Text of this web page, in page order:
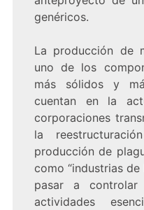
genéricos.
La producción de
uno de los
más sólidos y
cuentan en la
corporaciones
la
producción de
como “industrias de
pasar a
actividades